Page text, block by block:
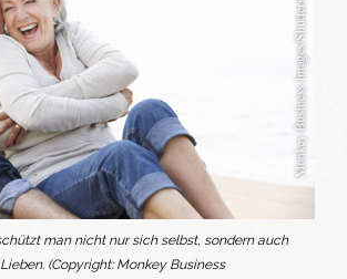
man nicht nur sich selbst, sondern auch
(Copyright: Monkey Business